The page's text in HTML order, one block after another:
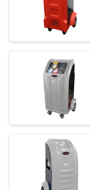
Mesin
Gas AC
Mesin